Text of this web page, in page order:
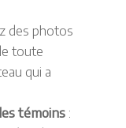
des photos
toute
qui a
témoins :